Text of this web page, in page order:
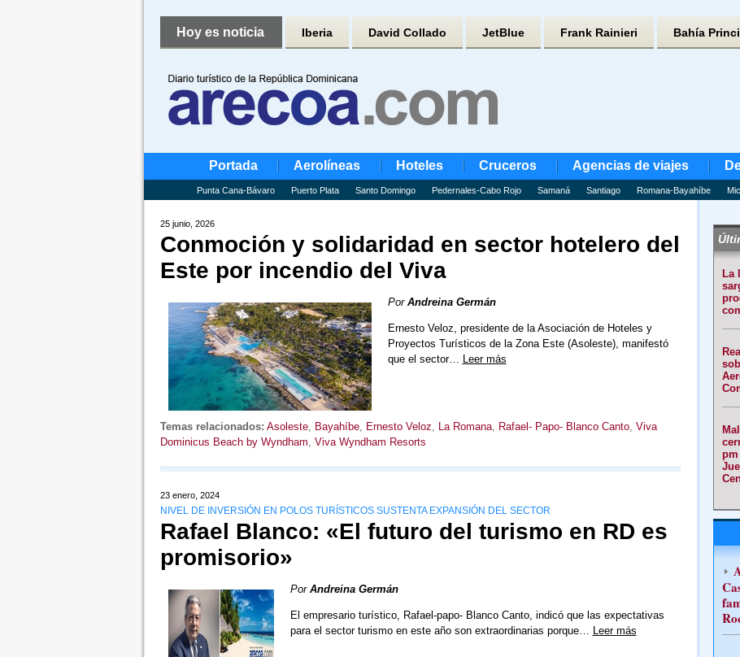
Hoy es noticia Iberia David Collado JetBlue Frank Rainieri Bahía
Portada Aerolíneas Hoteles Cruceros Agencias de viajes
Punta Cana-Bávaro Puerto Plata Santo Domingo Pedernales-Cabo Rojo Samaná Santiago Romana-Bayahíbe
25 junio, 2026
Conmoción y solidaridad en sector hotelero del
Este por incendio del Viva
Por Andreina Germán
Ernesto Veloz, presidente de la Asociación de Hoteles y
Proyectos Turísticos de la Zona Este (Asoleste), manifestó
que el sector… Leer más
Temas relacionados: Asoleste, Bayahíbe, Ernesto Veloz, La Romana, Rafael- Papo- Blanco Canto, Viva
Dominicus Beach by Wyndham, Viva Wyndham Resorts
23 enero, 2024
NIVEL DE INVERSIÓN EN POLOS TURÍSTICOS SUSTENTA EXPANSIÓN DEL SECTOR
Rafael Blanco: «El futuro del turismo en RD es
promisorio»
Por Andreina Germán
El empresario turístico, Rafael-papo- Blanco Canto, indicó que las expectativas
para el sector turismo en este año son extraordinarias porque… Leer más
La